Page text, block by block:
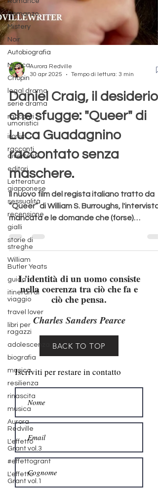
Romanzo
Mistery
Noir
Autobiografia
Musica
Chopin
legal drama
serie drama
racconti
umoristici
ironic
racconti
divertenti
editori
Letteratura
giapponese
sessualità
recensione
gialli
storie di
streghe
William
Butler Yeats
guida
itinerari di
viaggio
travel lover
libri per
ragazzi
adolescenza
biografia
musica
resilienza
rinascita
musica
Aurora
Redville
L'effetto
Grant vol.3
#effettogrant
L'effetto
Grant vol.1
Aurora Redville
Daniel Craig, il desiderio
che sfugge: "Queer" di
Luca Guadagnino
raccontato senza
maschere.
Il nuovo film del regista italiano tratto da
“Queer” di William S. Burroughs, l'intervista
mancata e le domande che (forse)
avremmo...
L'identità di un uomo consiste
nella coerenza tra ciò che fa e
BACK TO TOP
Iscriviti per restare in contatto